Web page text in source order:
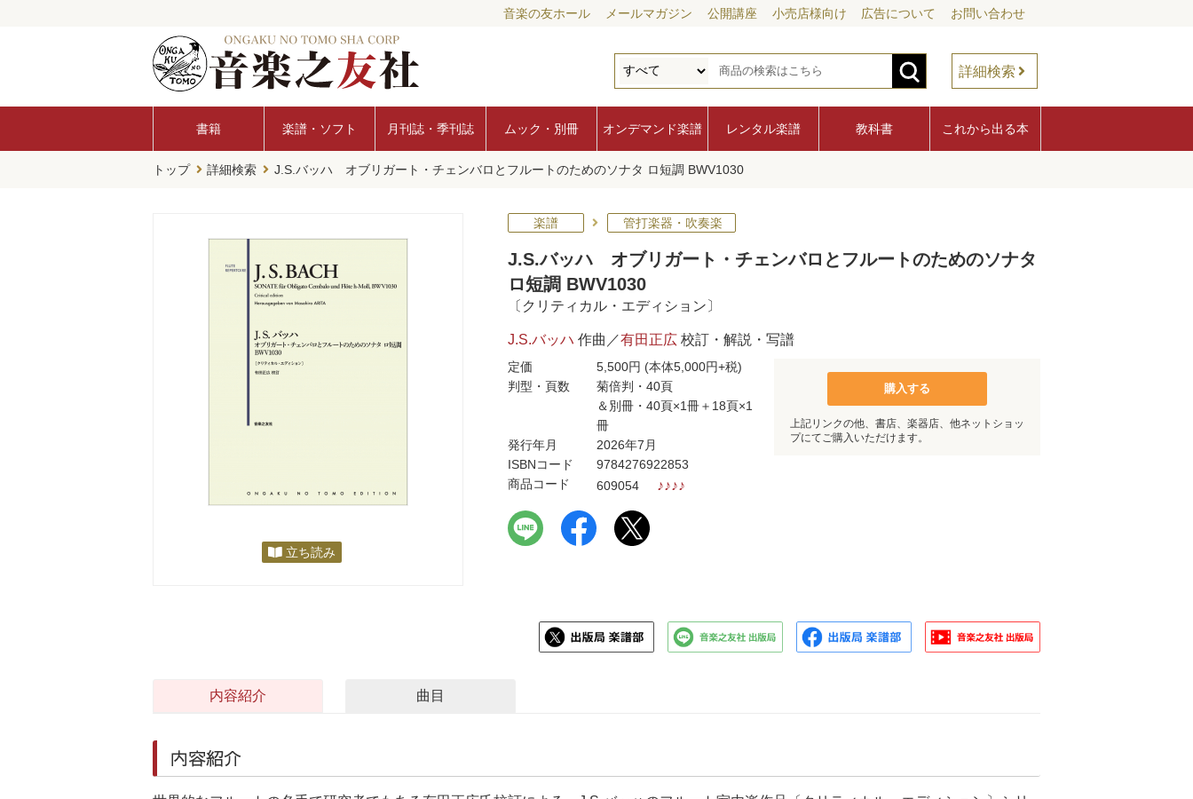
音楽の友ホール メールマガジン 公開講座 小売店様向け 広告について お問い合わせ
詳細検索
書籍 楽譜・ソフト 月刊誌・季刊誌 ムック・別冊 オンデマンド楽譜 レンタル楽譜 教科書 これから出る本
トップ 詳細検索 J.S.バッハ オブリガート・チェンバロとフルートのためのソナタ ロ短調 BWV1030
立ち読み
楽譜 管打楽器・吹奏楽
J.S.バッハ オブリガート・チェンバロとフルートのためのソナタ
ロ短調 BWV1030
〔クリティカル・エディション〕
J.S.バッハ 作曲／有田正広 校訂・解説・写譜
定価 5,500円 (本体5,000円+税)
判型・頁数
菊倍判・40頁
＆別冊・40頁×1冊＋18頁×1
冊
発行年月
2026年7月
ISBNコード
9784276922853
商品コード
609054 ♪♪♪♪
購入する
上記リンクの他、書店、楽器店、他ネットショッ
プにてご購入いただけます。
内容紹介 曲目
内容紹介